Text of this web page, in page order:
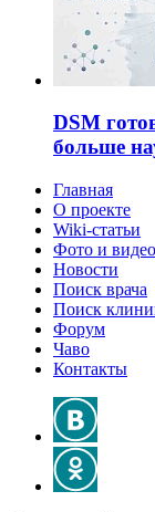
DSM
больше
Главная
О проекте
Wiki-статьи
Фото и видео
Новости
Поиск врача
Поиск
Форум
Чаво
Контакты